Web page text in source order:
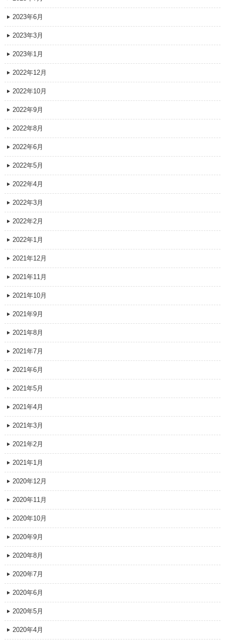
2023年6月
2023年3月
2023年1月
2022年12月
2022年10月
2022年9月
2022年8月
2022年6月
2022年5月
2022年4月
2022年3月
2022年2月
2022年1月
2021年12月
2021年11月
2021年10月
2021年9月
2021年8月
2021年7月
2021年6月
2021年5月
2021年4月
2021年3月
2021年2月
2021年1月
2020年12月
2020年11月
2020年10月
2020年9月
2020年8月
2020年7月
2020年6月
2020年5月
2020年4月